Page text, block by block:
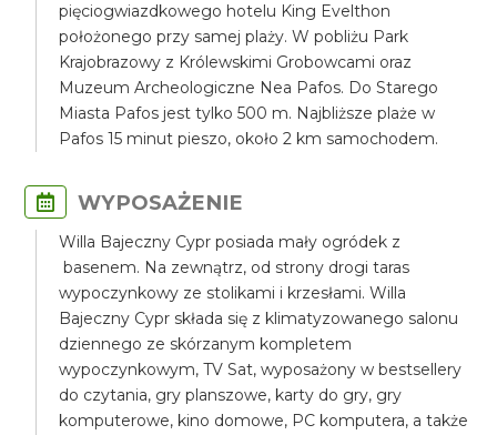
pięciogwiazdkowego hotelu King Evelthon
położonego przy samej plaży. W pobliżu Park
Krajobrazowy z Królewskimi Grobowcami oraz
Muzeum Archeologiczne Nea Pafos. Do Starego
Miasta Pafos jest tylko 500 m. Najbliższe plaże w
Pafos 15 minut pieszo, około 2 km samochodem.
WYPOSAŻENIE
Willa Bajeczny Cypr posiada mały ogródek z
basenem. Na zewnątrz, od strony drogi taras
wypoczynkowy ze stolikami i krzesłami. Willa
Bajeczny Cypr składa się z klimatyzowanego salonu
dziennego ze skórzanym kompletem
wypoczynkowym, TV Sat, wyposażony w bestsellery
do czytania, gry planszowe, karty do gry, gry
komputerowe, kino domowe, PC komputera, a także